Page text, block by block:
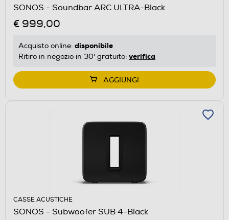
SONOS - Soundbar ARC ULTRA-Black
€ 999,00
Acquisto online: disponibile
Ritiro in negozio in 30' gratuito: verifica
AGGIUNGI
CASSE ACUSTICHE
SONOS - Subwoofer SUB 4-Black